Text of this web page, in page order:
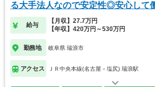
る大手法人なので安定性◎安心して
す！
給与
【月収】27.7万円
【年収】420万円～530万円
勤務地 岐阜県 瑞浪市
アクセス ＪＲ中央本線(名古屋－塩尻) 瑞浪駅